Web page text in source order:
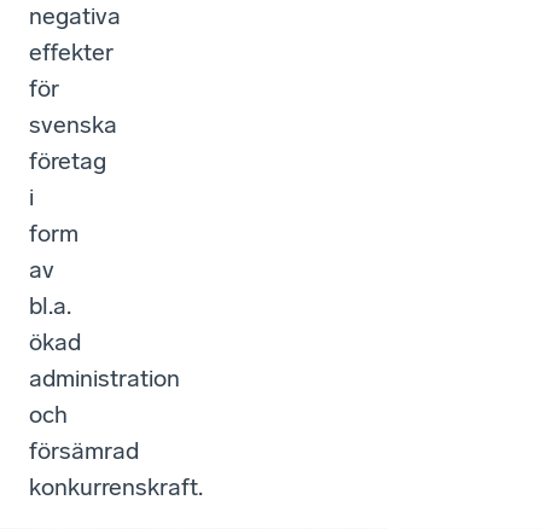
negativa
effekter
för
svenska
företag
i
form
av
bl.a.
ökad
administration
och
försämrad
konkurrenskraft.